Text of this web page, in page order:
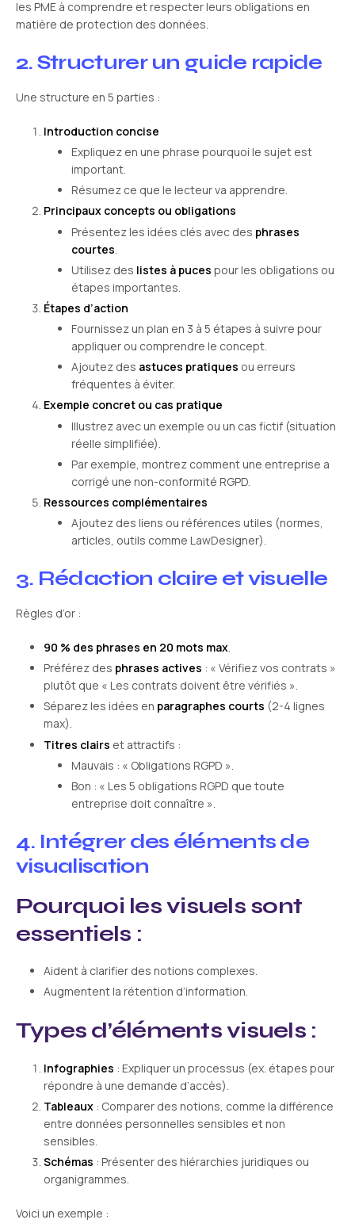
les PME à comprendre et respecter leurs obligations en
matière de protection des données.
2. Structurer un guide rapide
Une structure en 5 parties :
Introduction concise
Expliquez en une phrase pourquoi le sujet est
important.
Résumez ce que le lecteur va apprendre.
Principaux concepts ou obligations
Présentez les idées clés avec des phrases
courtes
Utilisez des listes à puces pour les obligations ou
étapes importantes.
Étapes d’action
Fournissez un plan en 3 à 5 étapes à suivre pour
appliquer ou comprendre le concept.
Ajoutez des astuces pratiques ou erreurs
fréquentes à éviter.
Exemple concret ou cas pratique
Illustrez avec un exemple ou un cas fictif (situation
réelle simplifiée).
Par exemple, montrez comment une entreprise a
corrigé une non-conformité RGPD.
Ressources complémentaires
Ajoutez des liens ou références utiles (normes,
articles, outils comme LawDesigner).
3. Rédaction claire et visuelle
Règles d’or :
90 % des phrases en 20 mots max.
Préférez des phrases actives : « Vérifiez vos contrats »
plutôt que « Les contrats doivent être vérifiés ».
Séparez les idées en paragraphes courts (2-4 lignes
max).
Titres clairs et attractifs :
Mauvais : « Obligations RGPD ».
Bon : « Les 5 obligations RGPD que toute
entreprise doit connaître ».
4. Intégrer des éléments de
visualisation
Pourquoi les visuels sont
essentiels :
Aident à clarifier des notions complexes.
Augmentent la rétention d’information.
Types d’éléments visuels :
Infographies : Expliquer un processus (ex. étapes pour
répondre à une demande d’accès).
Tableaux : Comparer des notions, comme la différence
entre données personnelles sensibles et non
sensibles.
Schémas : Présenter des hiérarchies juridiques ou
organigrammes.
Voici un exemple :